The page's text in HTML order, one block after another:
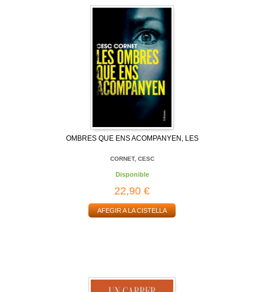
OMBRES QUE ENS ACOMPANYEN, LES
CORNET, CESC
Disponible
22,90 €
AFEGIR A LA CISTELLA